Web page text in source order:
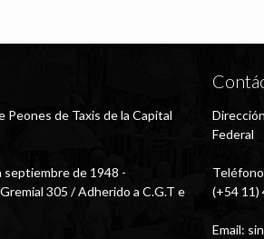
Peones de Taxis de la Capital
septiembre de 1948 -
305 / Adherido a C.G.T e
Federal
(+54 11)
Email: